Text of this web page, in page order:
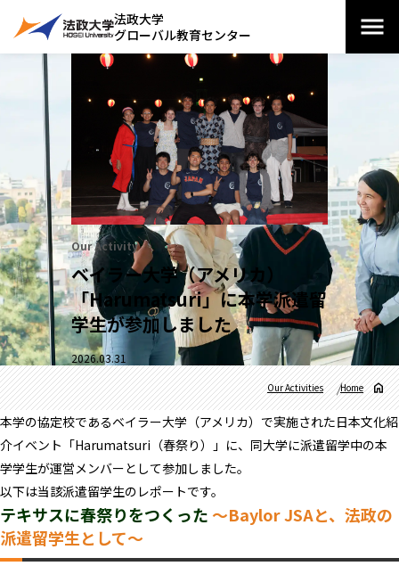
法政大学
グローバル教育センター
Our Activity
ベイラー大学（アメリカ）
「Harumatsuri」に本学派遣留
学生が参加しました
2026.03.31
Home
Our Activities
本学の協定校であるベイラー大学（アメリカ）で実施された日本文化紹
介イベント「Harumatsuri（春祭り）」に、同大学に派遣留学中の本
学学生が運営メンバーとして参加しました。
以下は当該派遣留学生のレポートです。
テキサスに春祭りをつくった ～Baylor JSAと、法政の
派遣留学生として～